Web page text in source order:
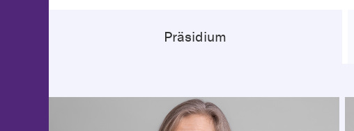
Präsidium